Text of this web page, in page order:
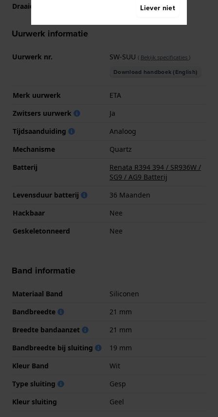
Draaiende ring
Eén richting draaibaar
Uurwerk informatie
Uurwerk nr. SW-SUU ( Bekijk specificaties )
Download handboek (English)
Merk uurwerk
ETA
Zwitsers uurwerk
Ja
Tijdsaanduiding
Analoog
Mechanisme
Quartz
Batterij
Renata R394 394 / SR936W /
SG9 / AG9 Batterij
Levensduur batterij
36 Maanden
Hackbaar
Nee
Geskeletonneerd
Nee
Band informatie
Materiaal Band
Siliconen
Bandbreedte
21 mm
Breedte bandaanzet
21 mm
Bandbreedte bij sluiting
19 mm
Kleur Band
Wit
Type sluiting
Gesp
Kleur sluiting
Geel
Liever niet